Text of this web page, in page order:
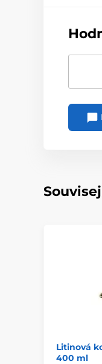
Litinová
400 ml